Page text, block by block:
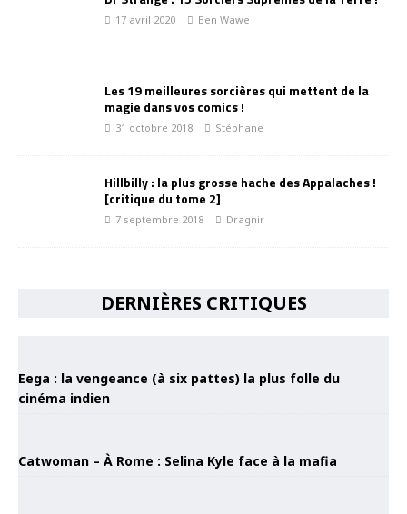
17 avril 2020 Ben Wawe
Les 19 meilleures sorcières qui mettent de la
magie dans vos comics !
31 octobre 2018 Stéphane
Hillbilly : la plus grosse hache des Appalaches !
[critique du tome 2]
7 septembre 2018 Dragnir
DERNIÈRES CRITIQUES
Eega : la vengeance (à six pattes) la plus folle du
cinéma indien
Catwoman – À Rome : Selina Kyle face à la mafia